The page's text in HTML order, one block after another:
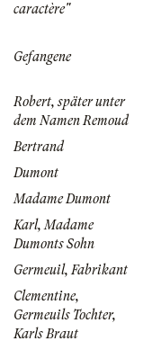
caractère"
Gefangene
Robert, später unter
dem Namen Remoud
Bertrand
Dumont
Madame Dumont
Karl, Madame
Dumonts Sohn
Germeuil, Fabrikant
Clementine,
Germeuils Tochter,
Karls Braut